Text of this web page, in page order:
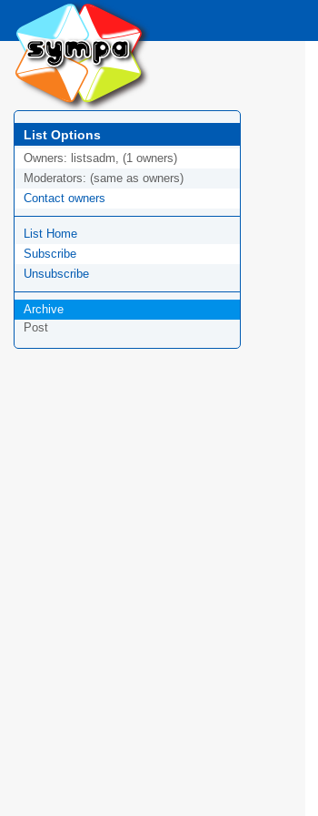
List Options
Owners: listsadm, (1 owners)
Moderators: (same as owners)
Contact owners
List Home
Subscribe
Unsubscribe
Archive
Post